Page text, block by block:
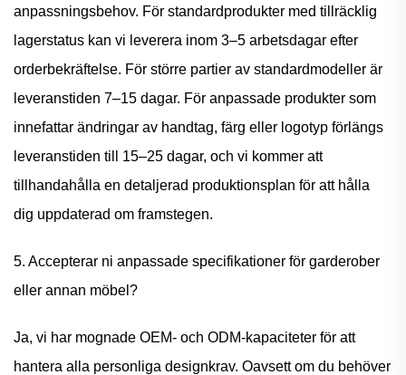
anpassningsbehov. För standardprodukter med tillräcklig
lagerstatus kan vi leverera inom 3–5 arbetsdagar efter
orderbekräftelse. För större partier av standardmodeller är
leveranstiden 7–15 dagar. För anpassade produkter som
innefattar ändringar av handtag, färg eller logotyp förlängs
leveranstiden till 15–25 dagar, och vi kommer att
tillhandahålla en detaljerad produktionsplan för att hålla
dig uppdaterad om framstegen.
5. Accepterar ni anpassade specifikationer för garderober
eller annan möbel?
Ja, vi har mognade OEM- och ODM-kapaciteter för att
hantera alla personliga designkrav. Oavsett om du behöver